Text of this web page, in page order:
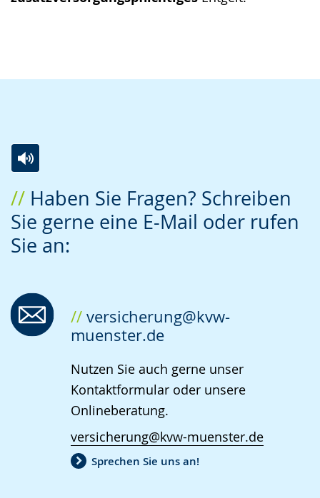
Haben Sie Fragen? Schreiben
Sie gerne eine E-Mail oder rufen
Sie an:
Leichten
Sprache
wechseln.
Audio-
Unterstützung.
Video
in
Deutscher
angezeigt.
versicherung@kvw-
muenster.de
Nutzen Sie auch gerne unser
Kontaktformular oder unsere
Onlineberatung.
versicherung@kvw-muenster.de
Sprechen Sie uns an!